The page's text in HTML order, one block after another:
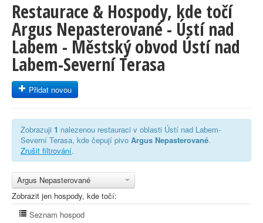
Restaurace & Hospody, kde točí
Argus Nepasterované - Ústí nad
Labem - Městský obvod Ústí nad
Labem-Severní Terasa
Přidat novou
Zobrazuji 1 nalezenou restauraci v oblasti Ústí nad Labem-
Severní Terasa, kde čepují pivo Argus Nepasterované.
Zrušit filtrování.
Argus Nepasterované
Zobrazit jen hospody, kde točí:
Seznam hospod